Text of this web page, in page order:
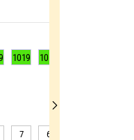
1019 1018
7 6